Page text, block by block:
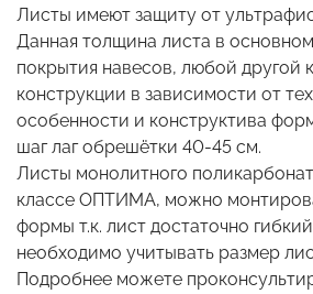
Листы имеют защиту от
Данная толщина листа в
покрытия навесов, любой другой
конструкции в зависимости от
особенности и конструктива
шаг лаг обрешётки 40-45 см.
Листы монолитного
классе ОПТИМА, можно
формы т.к. лист достаточно
необходимо учитывать размер
Подробнее можете